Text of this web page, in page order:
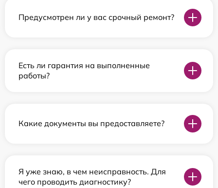
Предусмотрен ли у вас срочный ремонт?
Есть ли гарантия на выполненные
работы?
Какие документы вы предоставляете?
Я уже знаю, в чем неисправность. Для
чего проводить диагностику?